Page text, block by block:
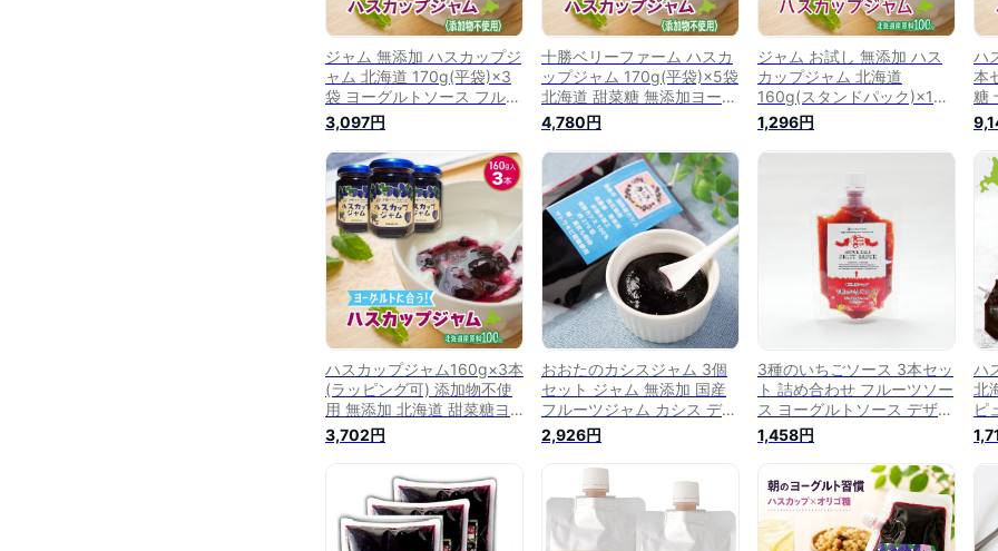
ジャム 無添加 ハスカップジ
ャム 北海道 170g(平袋)×3
袋 ヨーグルトソース フルー
ツソース デザートソース ナ
チュラルジャム ベリーソー
ス RSL
3,097円
十勝ベリーファーム ハスカ
ップジャム 170g(平袋)×5袋
北海道 甜菜糖 無添加ヨーグ
ルトソース フルーツソース
デザートソース ベリーソー
ス パンケーキ グラノーラ
アイス デザート チーズ ト
ッピング
4,780円
ジャム お試し 無添加 ハス
カップジャム 北海道
160g(スタンドパック)×1袋
ヨーグルトソース お試し フ
ルーツソース デザートソー
ス ベリーソース ナチュラル
1,296円
ハ
本
糖
グ
ス
RSL
ハスカップジャム160g×3本
(ラッピング可) 添加物不使
用 無添加 北海道 甜菜糖ヨ
ーグルトソース フルーツソ
ース デザートソース ベリー
ラ アイス デザート チーズ
トッピング haskap jam 送
料無料
3,702円
おおたのカシスジャム 3個
セット ジャム 無添加 国産
フルーツジャム カシス デザ
ートソース 青森県産 ヨーグ
ルトソース ベリーソース
2,926円
3種のいちごソース 3本セッ
ト 詰め合わせ フルーツソー
ス ヨーグルトソース デザー
トソース ネコポス対応（と
ちおとめ とちあいか スカイ
1,458円
ハ
北
ピ
ッ
ト
に